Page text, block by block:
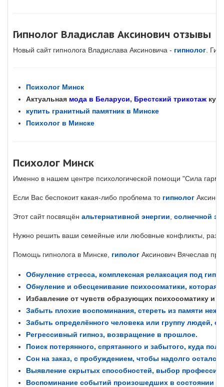
Гипнолог Владислав Аксинович отзывы
Новый сайт гипнолога Владислава Аксиновича - гипнолог .
Психолог Минск
Актуальная мода в Беларуси, Брестский трикотаж
купить гранитный памятник в Минске
Психолог в Минске
Психолог Минск
Именно в нашем центре психологической помощи "Сила
Если Вас беспокоит какая-либо проблема то гипнолог
Этот сайт посвящён альтернативной энергии солнечной
Нужно решить ваши семейные или любовные конфликты,
Помощь гипнолога в Минске, гиполог Аксинович Вячеслав
Обнуление стресса, комплексная релаксация под
Обнуление и обесценивание психосоматики, которая
Избавление от чувств образующих психосоматику и
Забыть плохие воспоминания, стереть из памяти
Забыть определённого человека или группу людей,
Регрессивный гипноз, возвращение в прошлое.
Поиск потерянного, спрятанного и забытого, куда
Сон на заказ, с пробуждением, чтобы надолго остался
Выявление скрытых способностей, выбор
Воспоминание событий произошедших в состоянии